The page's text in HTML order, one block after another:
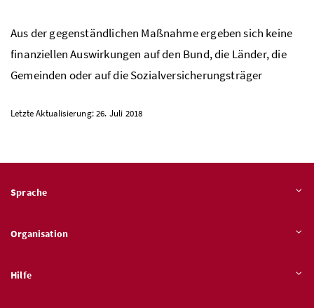
Aus der gegenständlichen Maßnahme ergeben sich keine
finanziellen Auswirkungen auf den Bund, die Länder, die
Gemeinden oder auf die Sozialversicherungsträger
Letzte Aktualisierung: 26. Juli 2018
Sprache
Organisation
Hilfe